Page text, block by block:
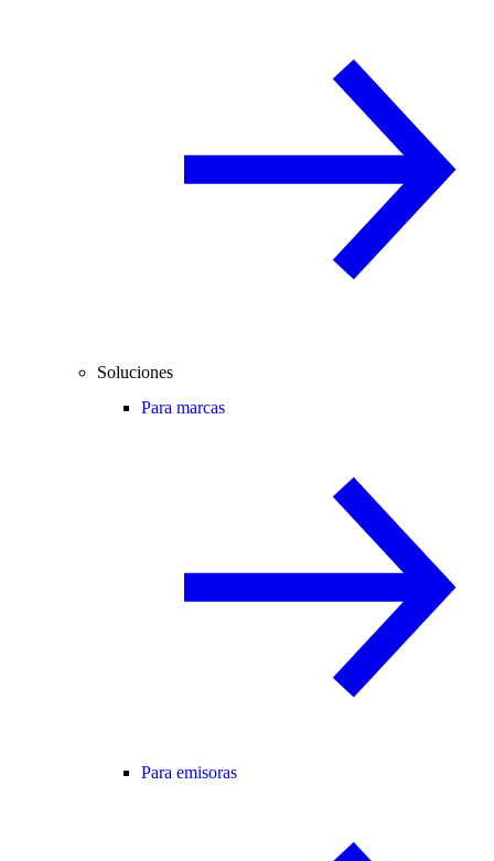
Soluciones
Para marcas
Para emisoras